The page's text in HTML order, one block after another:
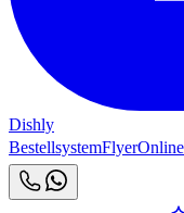
Dishly
BestellsystemFlyer